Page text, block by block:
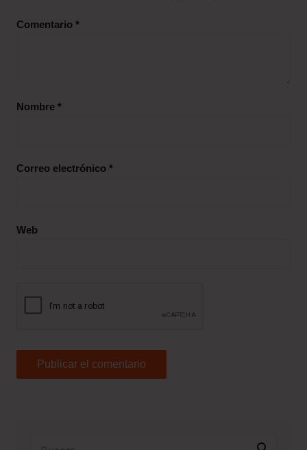
Comentario *
Nombre *
Correo electrónico *
Web